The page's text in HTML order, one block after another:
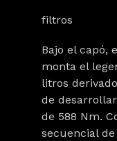
filtros
Bajo el capó,
monta el
litros
de desarrollar
de 588 Nm.
secuencial